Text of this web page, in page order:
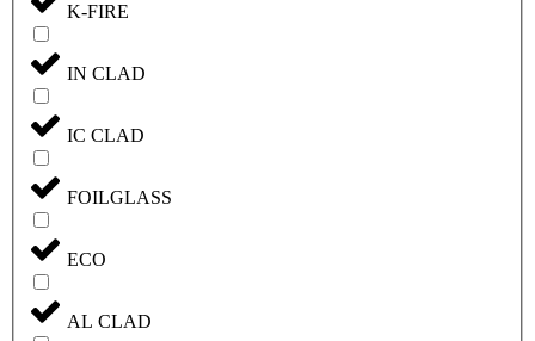
K-FIRE
IN CLAD
IC CLAD
FOILGLASS
ECO
AL CLAD